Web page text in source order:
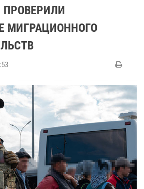
ПРОВЕРИЛИ
МИГРАЦИОННОГО